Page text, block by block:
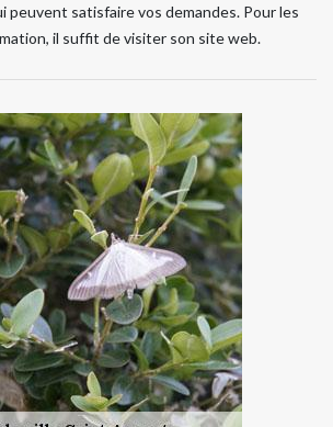
peuvent satisfaire vos demandes. Pour les
il suffit de visiter son site web.